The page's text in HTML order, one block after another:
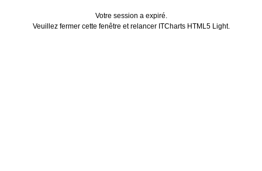
Votre session a expiré.
Veuillez fermer cette fenêtre et relancer ITCharts HTML5 Light.